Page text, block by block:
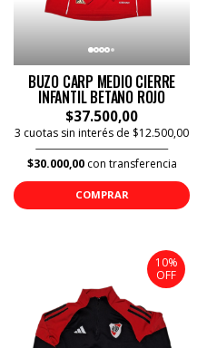
BUZO CARP MEDIO CIERRE
INFANTIL BETANO ROJO
$37.500,00
3 cuotas sin interés de $12.500,00
$30.000,00con transferencia
COMPRAR
10%
OFF